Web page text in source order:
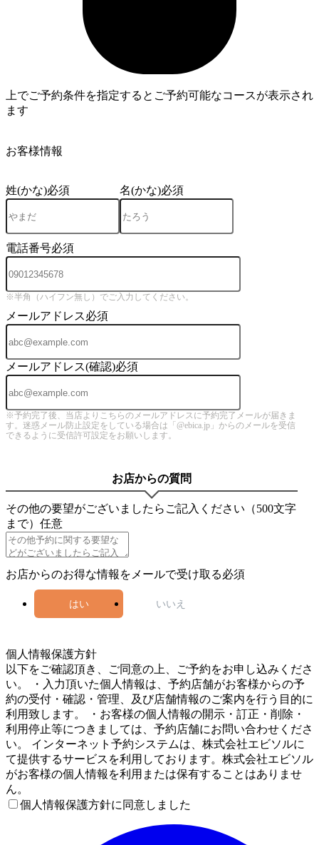
上でご予約条件を指定するとご予約可能なコースが表示され
ます
お客様情報
姓(かな)必須 名(かな)必須
電話番号必須
※半角（ハイフン無し）でご入力してください。
メールアドレス必須
メールアドレス(確認)必須
※予約完了後、当店よりこちらのメールアドレスに予約完了メールが届きま
す。迷惑メール防止設定をしている場合は「@ebica.jp」からのメールを受信
できるように受信許可設定をお願いします。
お店からの質問
その他の要望がございましたらご記入ください（500文字
まで） 任意
お店からのお得な情報をメールで受け取る必須
はい いいえ
個人情報保護方針
以下をご確認頂き、ご同意の上、ご予約をお申し込みくださ
い。 ・入力頂いた個人情報は、予約店舗がお客様からの予
約の受付・確認・管理、及び店舗情報のご案内を行う目的に
利用致します。 ・お客様の個人情報の開示・訂正・削除・
利用停止等につきましては、予約店舗にお問い合わせくださ
い。 インターネット予約システムは、株式会社エビソルに
て提供するサービスを利用しております。株式会社エビソル
がお客様の個人情報を利用または保有することはありませ
ん。
個人情報保護方針に同意しました